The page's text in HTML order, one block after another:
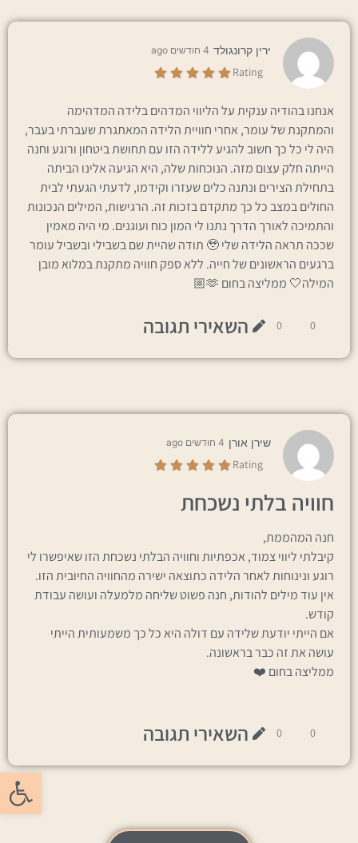
פתח
ירין קרונגולד 4 חודשים ago
Rating
אנחנו בהודיה ענקית על הליווי המדהים בלידה המדהימה
והמתקנת של עומר, אחרי חוויית הלידה המאתגרת שעברתי בעבר,
היה לי כל כך חשוב להגיע ללידה הזו עם תחושת ביטחון ורוגע וחנה
הייתה חלק עצום מזה. הנוכחות שלה, היא הגיעה אלינו הביתה
בתחילת הצירים ונתנה כלים שעזרו וקידמו, לדעתי הגעתי לבית
החולים במצב כל כך מתקדם בזכות זה. הרגישות, המילים הנכונות
והתמיכה לאורך הדרך נתנו לי המון כוח ועוגנים. מי היה מאמין
שככה תראה הלידה שלי 🥹 תודה שהיית שם בשבילי ובשביל עומר
ברגעים הראשונים של חייה. ללא ספק חוויה מתקנת במלוא מובן
המילה🤍 ממליצה בחום 🫶🏼
0
0 השאירי תגובה
שירן אורן 4 חודשים ago
Rating
חוויה בלתי נשכחת
חנה המהממת,
קיבלתי ליווי צמוד, אכפתיות וחוויה הבלתי נשכחת הזו שאיפשרו לי
רוגע ונינוחות לאחר הלידה כתוצאה ישירה מהחוויה החיובית הזו.
אין עוד מילים להודות, חנה פשוט שליחה מלמעלה ועושה עבודת
קודש.
אם הייתי יודעת שלידה עם דולה היא כל כך משמעותית הייתי
עושה את זה כבר בראשונה.
ממליצה בחום ❤️
0
0 השאירי תגובה